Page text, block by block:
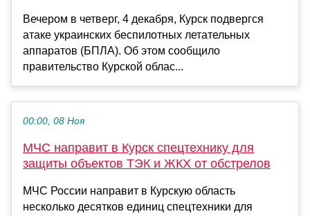
Вечером в четверг, 4 декабря, Курск подвергся
атаке украинских беспилотных летательных
аппаратов (БПЛА). Об этом сообщило
правительство Курской облас...
00:00, 08 Ноя
МЧС направит в Курск спецтехнику для
защиты объектов ТЭК и ЖКХ от обстрелов
МЧС России направит в Курскую область
несколько десятков единиц спецтехники для